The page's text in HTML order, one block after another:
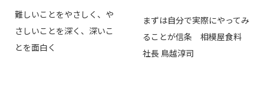
難しいことをやさしく、や
さしいことを深く、深いこ
とを面白く
まずは自分で実際にやってみ
ることが信条 相模屋食料
社長 鳥越淳司